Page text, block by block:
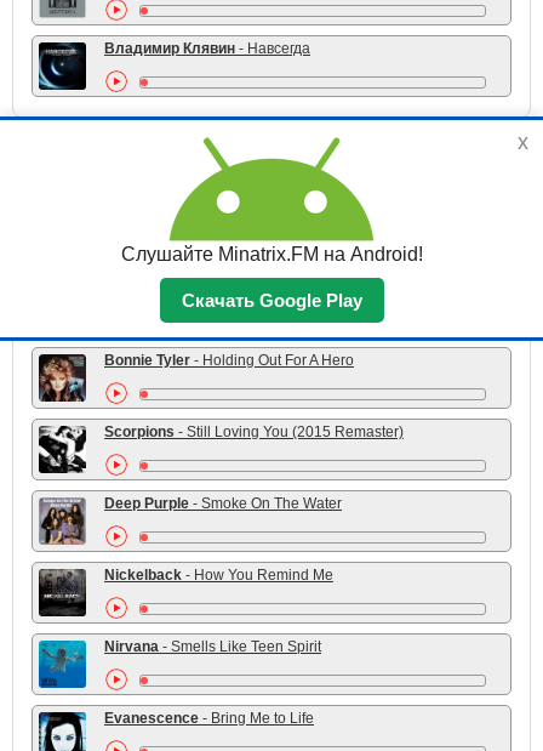
Владимир Клявин - Навсегда
TOP 10 жанра
- Should I Stay or Should I Go
Bonnie Tyler - Holding Out For A Hero
Scorpions - Still Loving You (2015 Remaster)
Deep Purple - Smoke On The Water
Nickelback - How You Remind Me
Nirvana - Smells Like Teen Spirit
Evanescence - Bring Me to Life
Слушайте Minatrix.FM на Android!
Скачать Google Play
x